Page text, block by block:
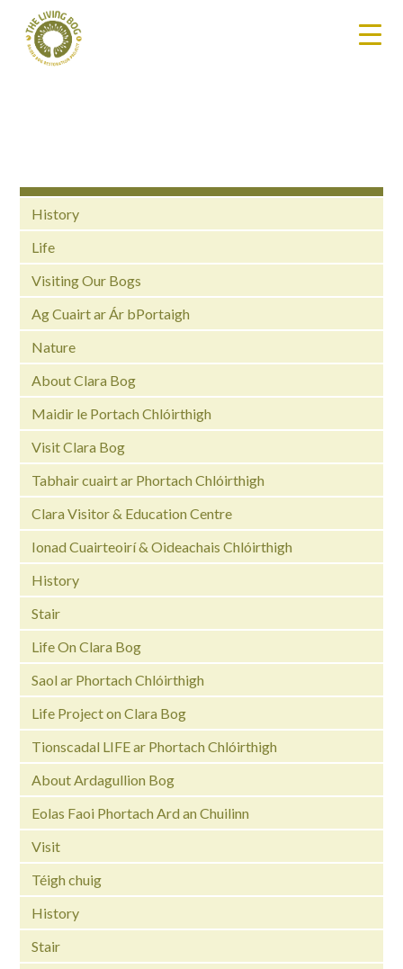
History
Life
Visiting Our Bogs
Ag Cuairt ar Ár bPortaigh
Nature
About Clara Bog
Maidir le Portach Chlóirthigh
Visit Clara Bog
Tabhair cuairt ar Phortach Chlóirthigh
Clara Visitor & Education Centre
Ionad Cuairteoirí & Oideachais Chlóirthigh
History
Stair
Life On Clara Bog
Saol ar Phortach Chlóirthigh
Life Project on Clara Bog
Tionscadal LIFE ar Phortach Chlóirthigh
About Ardagullion Bog
Eolas Faoi Phortach Ard an Chuilinn
Visit
Téigh chuig
History
Stair